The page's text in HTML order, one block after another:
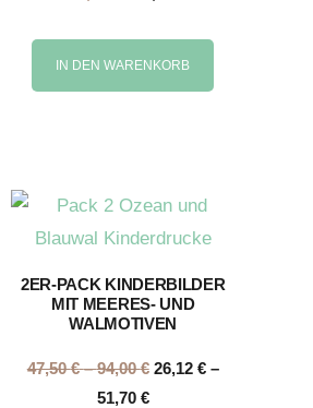
IN DEN WARENKORB
2ER-PACK KINDERBILDER
MIT MEERES- UND
WALMOTIVEN
47,50€ –94,00€ 26,12 € –
51,70 €